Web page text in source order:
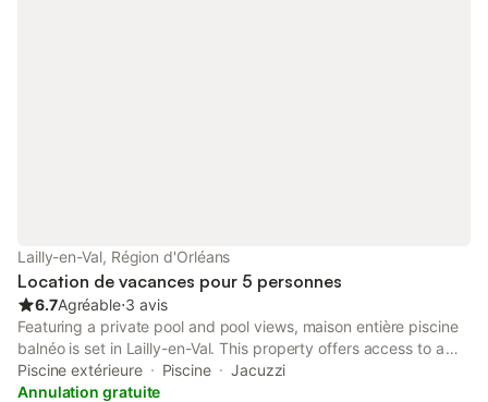
Lailly-en-Val, Région d'Orléans
Location de vacances pour 5 personnes
6.7Agréable⋅3 avis
Featuring a private pool and pool views, maison entière piscine
balnéo is set in Lailly-en-Val. This property offers access to a
terrace, free private parking and free WiFi.
Piscine extérieure Piscine
Jacuzzi
Annulation gratuite